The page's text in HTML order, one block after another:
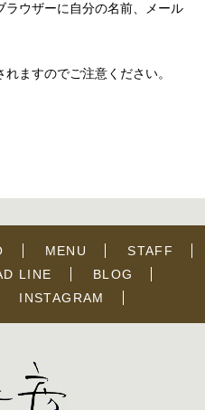
ラウザーに自分の名前、メール
ますのでご注意ください。
MENU
STAFF
LINE
BLOG
INSTAGRAM